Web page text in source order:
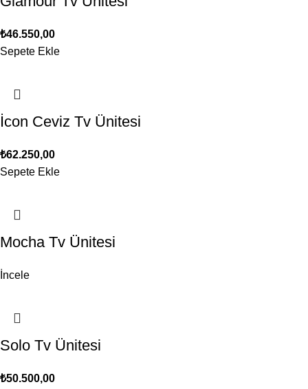
₺46.550,00
Sepete Ekle
İcon Ceviz Tv Ünitesi
₺62.250,00
Sepete Ekle
Mocha Tv Ünitesi
İncele
Solo Tv Ünitesi
₺50.500,00